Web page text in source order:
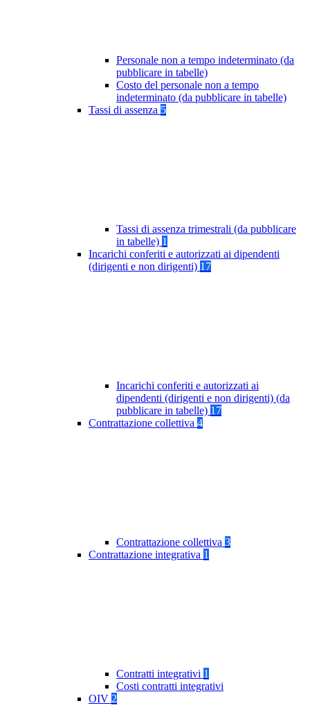
Personale non a tempo indeterminato (da
pubblicare in tabelle)
Costo del personale non a tempo
indeterminato (da pubblicare in tabelle)
Tassi di assenza 5
Tassi di assenza trimestrali (da pubblicare
in tabelle) 1
Incarichi conferiti e autorizzati ai dipendenti
(dirigenti e non dirigenti) 17
Incarichi conferiti e autorizzati ai
dipendenti (dirigenti e non dirigenti) (da
pubblicare in tabelle) 17
Contrattazione collettiva 4
Contrattazione collettiva 3
Contrattazione integrativa 1
Contratti integrativi 1
Costi contratti integrativi
OIV 2